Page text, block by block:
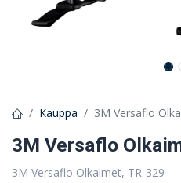
Kauppa 3M Versaflo
3M Versaflo
3M Versaflo Olkaimet, TR-329